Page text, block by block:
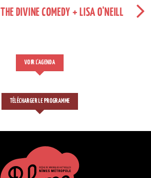
THE DIVINE COMEDY + LISA O'NEILL
VOIR L'AGENDA
TÉLÉCHARGER LE PROGRAMME